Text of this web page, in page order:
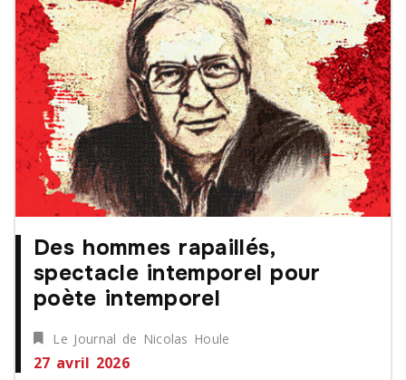
Des hommes rapaillés,
spectacle intemporel pour
poète intemporel
Le Journal de Nicolas Houle
27 avril 2026